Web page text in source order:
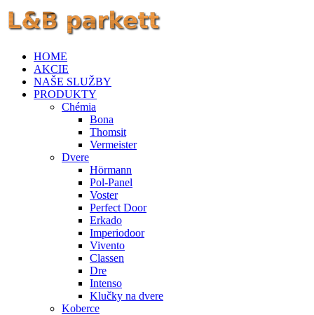
HOME
AKCIE
NAŠE SLUŽBY
PRODUKTY
Chémia
Bona
Thomsit
Vermeister
Dvere
Hörmann
Pol-Panel
Voster
Perfect Door
Erkado
Imperiodoor
Vivento
Classen
Dre
Intenso
Klučky na dvere
Koberce